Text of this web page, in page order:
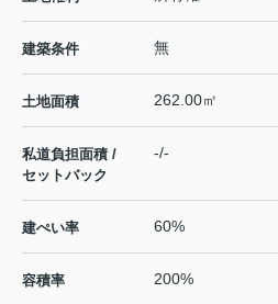
建築条件 無
土地面積 262.00㎡
私道負担面積 /
セットバック
-/-
建ぺい率 60%
容積率 200%